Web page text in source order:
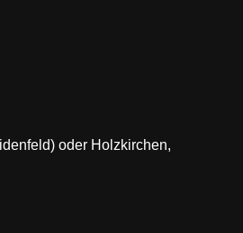
oder Holzkirchen,